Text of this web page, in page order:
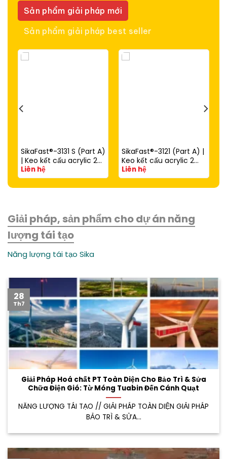
Sản phẩm giải pháp mới
Sản phẩm giải pháp best seller
SikaFast®-3131 S (Part A)
| Keo kết cấu acrylic 2
thành phần đóng rắn
nhanh dùng với
SikaFast®-3081 N (Part
Liên hệ
SikaFast®-3121 (Part A) |
Keo kết cấu acrylic 2
thành phần đóng rắn
nhanh (dùng với
SikaFast®-3081 N Part B)
Liên hệ
Giải pháp, sản phẩm cho dự án năng
lượng tái tạo
Năng lượng tái tạo Sika
Giải Pháp Hoá chất PT Toàn Diện Cho Bảo Trì & Sửa
Chữa Điện Gió: Từ Móng Tuabin Đến Cánh Quạt
NĂNG LƯỢNG TÁI TẠO // GIẢI PHÁP TOÀN DIỆN GIẢI PHÁP
BẢO TRÌ & SỬA...
28
Th7